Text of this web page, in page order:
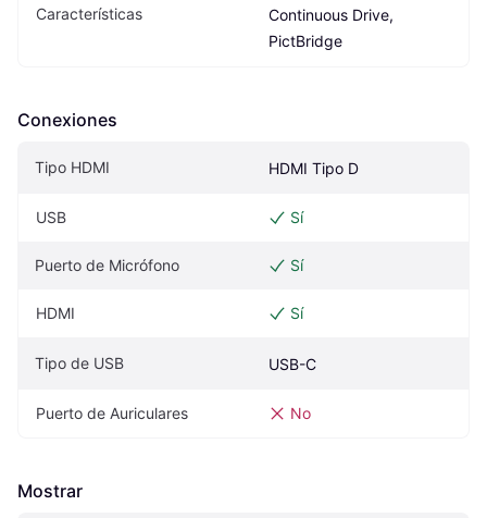
Características
Continuous Drive,
PictBridge
Conexiones
Tipo HDMI HDMI Tipo D
USB Sí
Puerto de Micrófono Sí
HDMI Sí
Tipo de USB USB-C
Puerto de Auriculares No
Mostrar